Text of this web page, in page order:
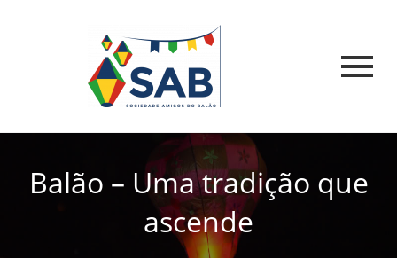
Balão – Uma tradição que
ascende